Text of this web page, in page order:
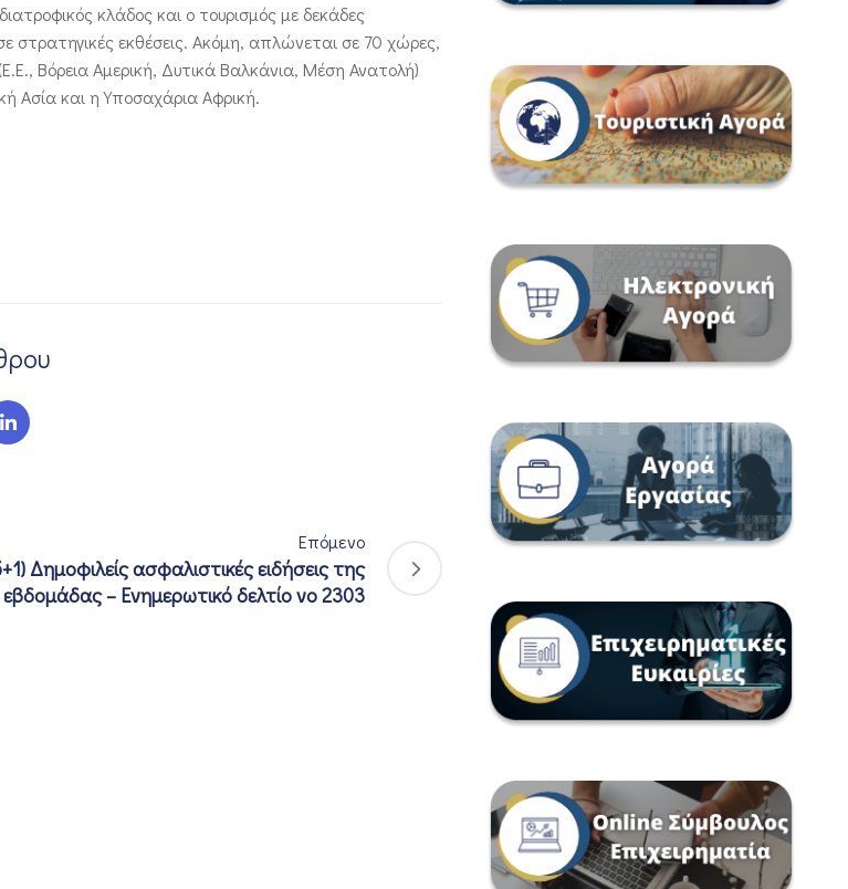
κλάδος και ο τουρισμός με δεκάδες
στρατηγικές εκθέσεις. Ακόμη, απλώνεται σε 70 χώρες,
Βόρεια Αμερική, Δυτικά Βαλκάνια, Μέση Ανατολή)
Ασία και η Υποσαχάρια Αφρική.
Επόμενο
Δημοφιλείς ασφαλιστικές ειδήσεις της
εβδομάδας – Ενημερωτικό δελτίο νο 2303